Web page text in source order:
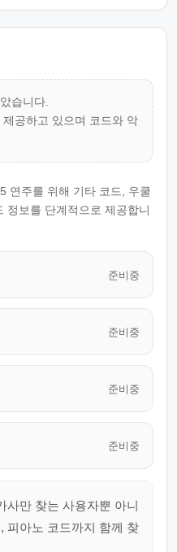
습니다.
공하고 있으며 코드와 악
연주를 위해 기타 코드, 우쿨
정보를 단계적으로 제공합니
준비중
준비중
준비중
준비중
사만 찾는 사용자뿐 아니
피아노 코드까지 함께 찾